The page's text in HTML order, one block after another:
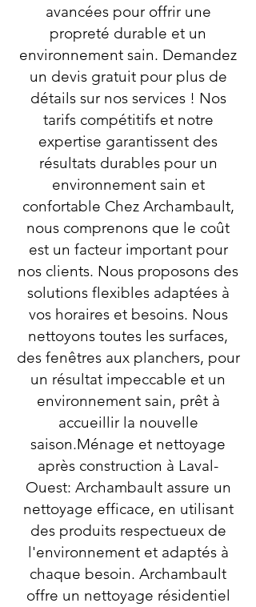
avancées pour offrir une
propreté durable et un
environnement sain. Demandez
un devis gratuit pour plus de
détails sur nos services ! Nos
tarifs compétitifs et notre
expertise garantissent des
résultats durables pour un
environnement sain et
confortable Chez Archambault,
nous comprenons que le coût
est un facteur important pour
nos clients. Nous proposons des
solutions flexibles adaptées à
vos horaires et besoins. Nous
nettoyons toutes les surfaces,
des fenêtres aux planchers, pour
un résultat impeccable et un
environnement sain, prêt à
accueillir la nouvelle
saison.Ménage et nettoyage
après construction à Laval-
Ouest: Archambault assure un
nettoyage efficace, en utilisant
des produits respectueux de
l'environnement et adaptés à
chaque besoin. Archambault
offre un nettoyage résidentiel